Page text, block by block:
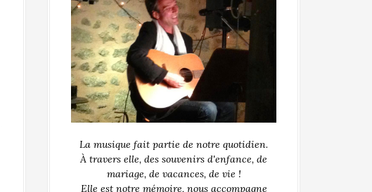
La musique fait partie de notre quotidien.
À travers elle, des souvenirs d'enfance, de
mariage, de vacances, de vie !
Elle est notre mémoire, nous accompagne